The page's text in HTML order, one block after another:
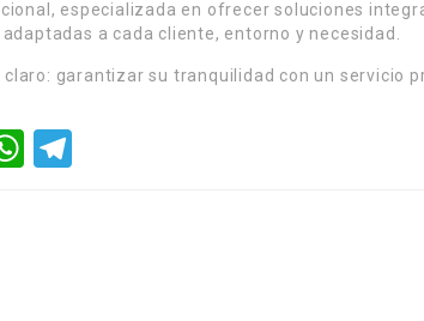
especializada en ofrecer soluciones
a cada cliente, entorno y necesidad.
claro: garantizar su tranquilidad con un servicio
WhatsApp